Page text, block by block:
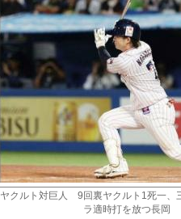
ヤクルト対巨人 9回裏ヤクルト1死一、
ラ適時打を放つ長岡